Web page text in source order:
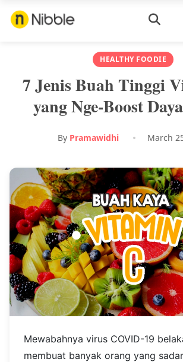
HEALTHY FOODIE
7 Jenis Buah Tinggi
yang Nge-Boost
By Pramawidhi March
Mewabahnya virus COVID-19
membuat banyak orang yang